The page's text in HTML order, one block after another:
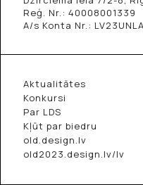
Reģ. Nr.: 40008001339
A/s Konta Nr.:
Aktualitātes
Konkursi
Par LDS
Kļūt par biedru
old.design.lv
old2023.design.lv/lv